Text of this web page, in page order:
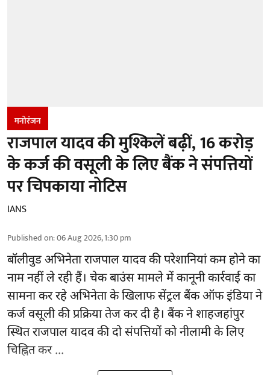
मनोरंजन
राजपाल यादव की मुश्किलें बढ़ीं, 16 करोड़
के कर्ज की वसूली के लिए बैंक ने संपत्तियों
पर चिपकाया नोटिस
IANS
Published on:06 Aug 2026, 1:30 pm
बॉलीवुडअभिनेता राजपाल यादव की परेशानियां कम होने का
नाम नहीं ले रही हैं। चेक बाउंस मामले में कानूनी कार्रवाई का
सामना कर रहे अभिनेता के खिलाफ सेंट्रल बैंक ऑफ इंडिया ने
कर्ज वसूली की प्रक्रिया तेज कर दी है। बैंक ने शाहजहांपुर
स्थित राजपाल यादव की दो संपत्तियों को नीलामी के लिए
चिह्नित कर ...